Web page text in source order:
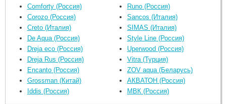
Comforty (Россия)
Corozo (Россия)
Creto (Италия)
De Aqua (Россия)
Dreja eco (Россия)
Dreja Rus (Россия)
Encanto (Россия)
Grossman (Китай)
Iddis (Россия)
Runo (Россия)
Sancos (Италия)
SIMAS (Италия)
Style Line (Россия)
Uperwood (Россия)
Vitra (Турция)
ZOV aqua (Беларусь)
АКВАТОН (Россия)
МВК (Россия)